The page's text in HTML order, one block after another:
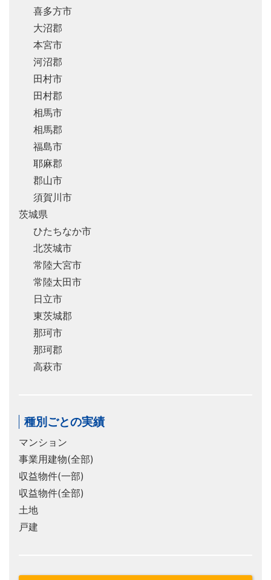
喜多方市
大沼郡
本宮市
河沼郡
田村市
田村郡
相馬市
相馬郡
福島市
耶麻郡
郡山市
須賀川市
茨城県
ひたちなか市
北茨城市
常陸大宮市
常陸太田市
日立市
東茨城郡
那珂市
那珂郡
高萩市
種別ごとの実績
マンション
事業用建物(全部)
収益物件(一部)
収益物件(全部)
土地
戸建